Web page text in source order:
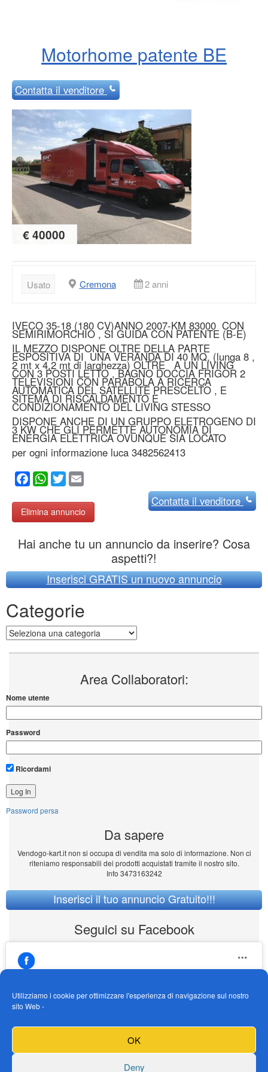
Utilizziamo i cookie per ottimizzare l'esperienza di navigazione sul nostro
sito Web -
OK
Deny
Motorhome patente BE
Contattail venditore
€ 40000
Usato Cremona 2 anni
IVECO 35-18 (180 CV)ANNO 2007-KM 83000 CON
SEMIRIMORCHIO , SI GUIDA CON PATENTE (B-E)
IL MEZZO DISPONE OLTRE DELLA PARTE
ESPOSITIVA DI UNA VERANDA DI 40 MQ, (lunga 8 ,
2 mt x 4,2 mt di larghezza) OLTRE A UN LIVING
CON 3 POSTI LETTO , BAGNO DOCCIA FRIGOR 2
TELEVISIONI CON PARABOLA A RICERCA
AUTOMATICA DEL SATELLITE PRESCELTO , E
SITEMA DI RISCALDAMENTO E
CONDIZIONAMENTO DEL LIVING STESSO
DISPONE ANCHE DI UN GRUPPO ELETROGENO DI
3 KW CHE GLI PERMETTE AUTONOMIA DI
ENERGIA ELETTRICA OVUNQUE SIA LOCATO
per ogni informazione luca 3482562413
Facebook
WhatsApp
Twitter
Elimina annuncio
Contattail venditore
Hai anche tu un annuncio da inserire? Cosa
aspetti?!
Inserisci GRATIS un nuovo annuncio
Categorie
Categorie
Area Collaboratori:
Nome utente
Password
Ricordami
Password persa
Da sapere
Vendogo-kart.it non si occupa di vendita ma solo di informazione. Non ci
riteniamo responsabili dei prodotti acquistati tramite il nostro sito.
Info 3473163242
Inserisci il tuo annuncio Gratuito!!!
Seguici su Facebook
https://www.facebook.com/Vendogokartit/
Fai clic per accettare i cookie marketing e
abilitare questo contenuto